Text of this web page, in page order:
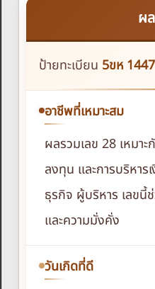
ผ
ป้ายทะเบียน 5ขห 1447
อาชีพที่เหมาะสม
ผลรวมเลข 28 เหมา
ลงทุน และการบริหา
ธุรกิจ ผู้บริหาร เลขนี้
และความมั่งคั่ง
วันเกิดที่ดี